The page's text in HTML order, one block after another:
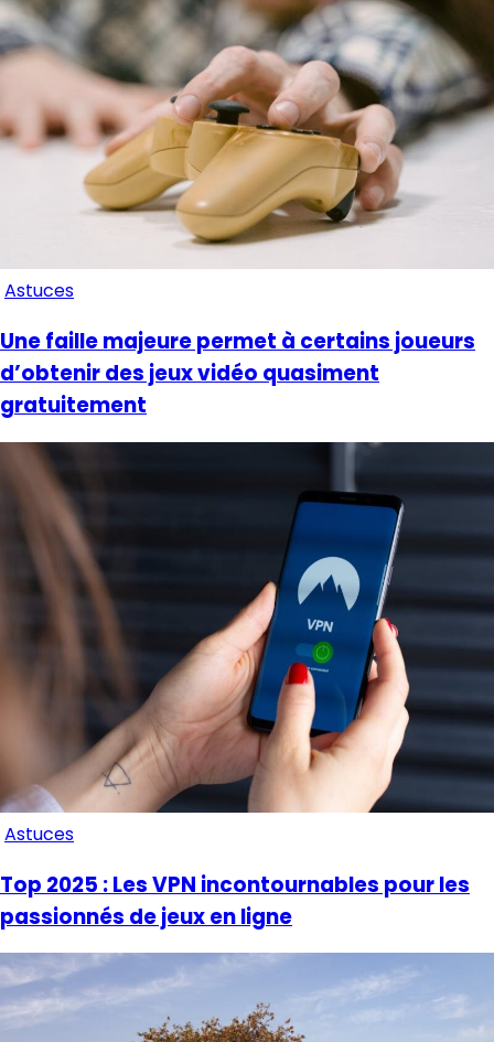
Astuces
Une faille majeure permet à certains joueurs
d’obtenir des jeux vidéo quasiment
gratuitement
Astuces
Top 2025 : Les VPN incontournables pour les
passionnés de jeux en ligne